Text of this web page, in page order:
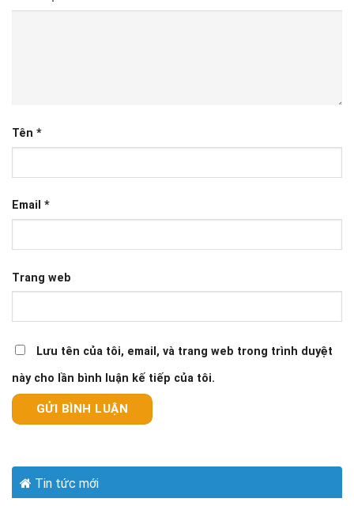
Tên *
Email *
Trang web
Lưu tên của tôi, email, và trang web trong trình duyệt
này cho lần bình luận kế tiếp của tôi.
Tin tức mới